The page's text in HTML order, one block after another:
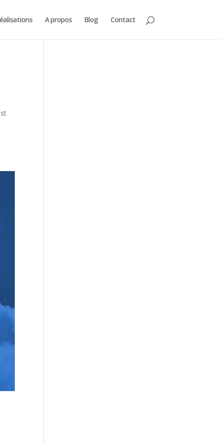
A propos Blog Contact